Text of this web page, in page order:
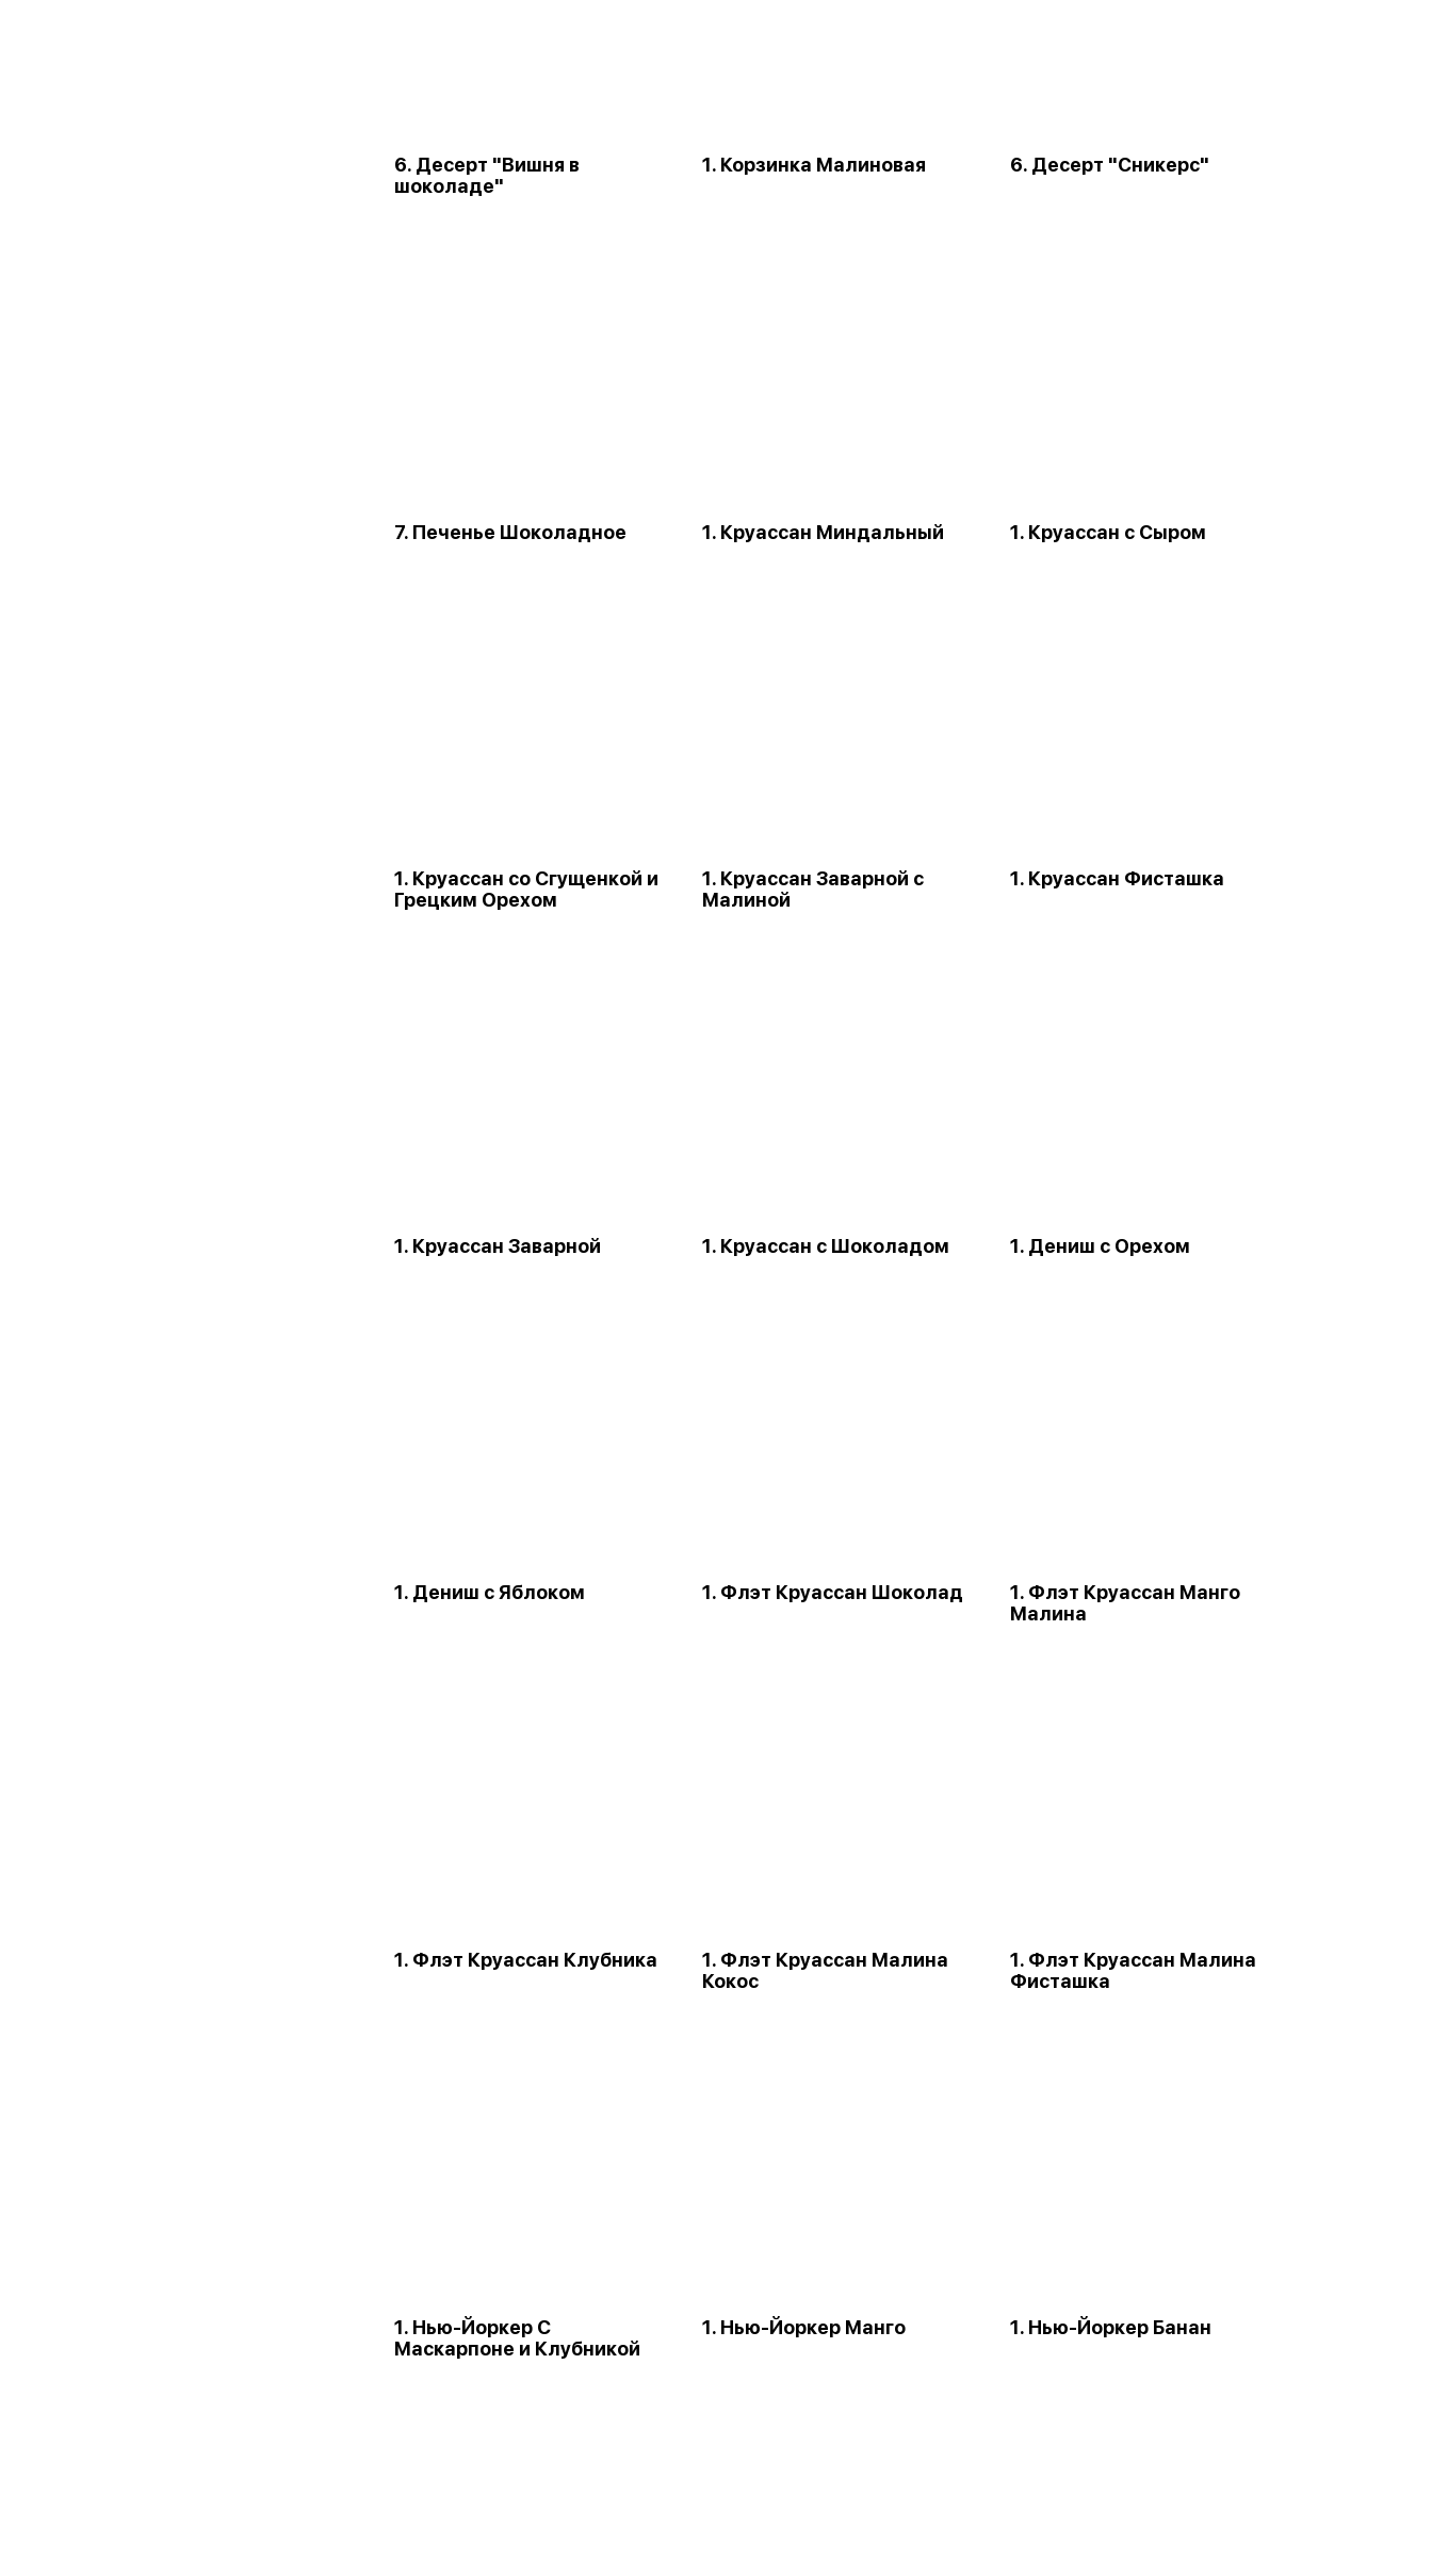
6. Десерт "Вишня в
шоколаде"
1. Корзинка Малиновая 6. Десерт "Сникерс"
7. Печенье Шоколадное 1. Круассан Миндальный 1. Круассан с Сыром
1. Круассан со Сгущенкой и
Грецким Орехом
1. Круассан Заварной с
Малиной
1. Круассан Фисташка
1. Круассан Заварной 1. Круассан с Шоколадом 1. Дениш с Орехом
1. Дениш с Яблоком 1. Флэт Круассан Шоколад
1. Флэт Круассан Манго
Малина
1. Флэт Круассан Клубника
1. Флэт Круассан Малина
Кокос
1. Флэт Круассан Малина
Фисташка
1. Нью-Йоркер С
Маскарпоне и Клубникой
1. Нью-Йоркер Манго 1. Нью-Йоркер Банан